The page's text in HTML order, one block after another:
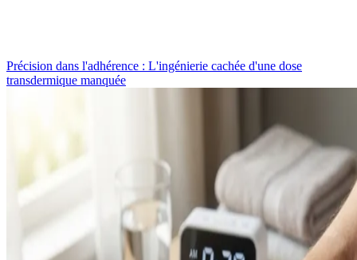
Précision dans l'adhérence : L'ingénierie cachée d'une dose
transdermique manquée